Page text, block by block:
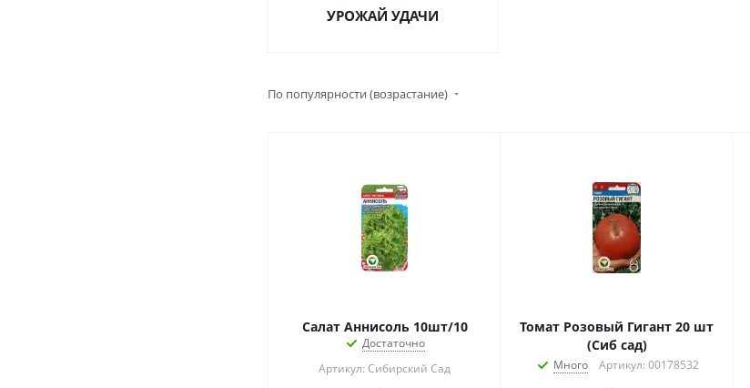
УРОЖАЙ УДАЧИ
По популярности (возрастание)
Салат Аннисоль 10шт/10
Достаточно
Артикул: Сибирский Сад
Томат Розовый Гигант 20 шт
(Сиб сад)
Много Артикул: 00178532